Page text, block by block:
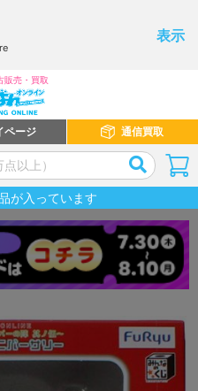
表示
販売・買取
ページ 通信買取
が入っています